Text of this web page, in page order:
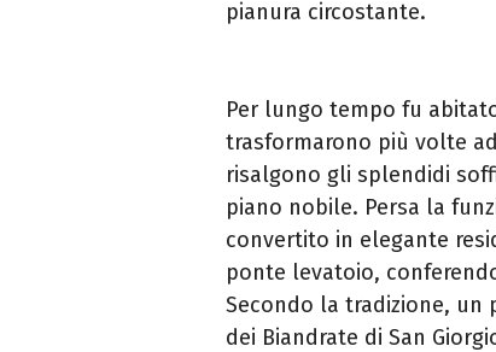
pianura circostante.
Per lungo tempo fu
trasformarono più volte
risalgono gli splendidi
piano nobile. Persa la
convertito in elegante
ponte levatoio,
Secondo la tradizione, un
dei Biandrate di San